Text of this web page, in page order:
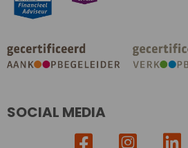
SOCIAL MEDIA